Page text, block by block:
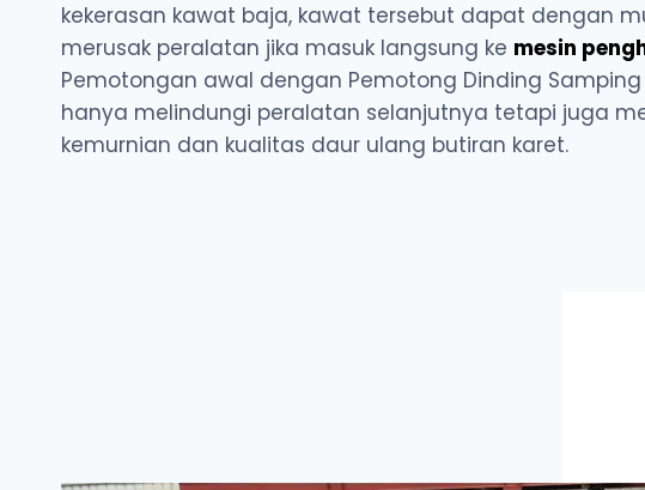
kekerasan kawat baja, kawat tersebut dapat dengan
merusak peralatan jika masuk langsung ke mesin
Pemotongan awal dengan Pemotong Dinding
hanya melindungi peralatan selanjutnya tetapi juga
kemurnian dan kualitas daur ulang butiran karet.